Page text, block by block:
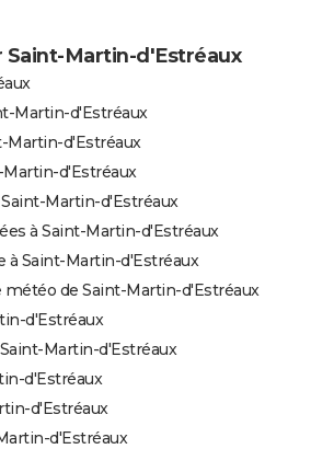
Saint-Martin-d'Estréaux
Martin-d'Estréaux
Martin-d'Estréaux
d'Estréaux
Martin-d'Estréaux
à Saint-Martin-d'Estréaux
à Saint-Martin-d'Estréaux
de Saint-Martin-d'Estréaux
d'Estréaux
Martin-d'Estréaux
d'Estréaux
d'Estréaux
d'Estréaux